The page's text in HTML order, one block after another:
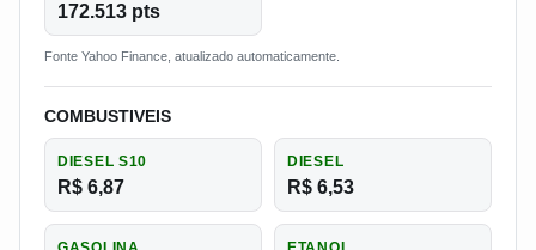
172.513 pts
Fonte Yahoo Finance, atualizado automaticamente.
COMBUSTIVEIS
DIESEL S10
R$ 6,87
DIESEL
R$ 6,53